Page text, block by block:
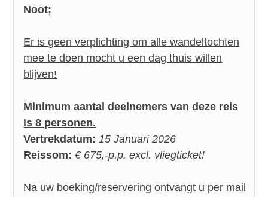
Noot;
Er is geen verplichting om alle wandeltochten
mee te doen mocht u een dag thuis willen
blijven!
Minimum aantal deelnemers van deze reis
is 8 personen.
Vertrekdatum:15 Januari 2026
Reissom:€ 675,-p.p. excl. vliegticket!
Na uw boeking/reservering ontvangt u per mail